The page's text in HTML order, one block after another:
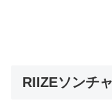
RIIZEソンチ